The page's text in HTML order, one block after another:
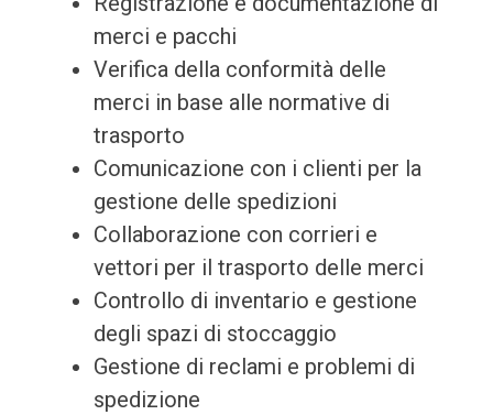
merci e pacchi
Verifica della conformità delle
merci in base alle normative di
trasporto
Comunicazione con i clienti per la
gestione delle spedizioni
Collaborazione con corrieri e
vettori per il trasporto delle merci
Controllo di inventario e gestione
degli spazi di stoccaggio
Gestione di reclami e problemi di
spedizione